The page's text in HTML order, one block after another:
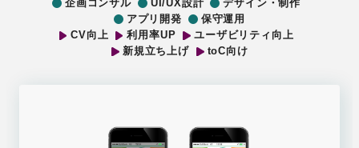
企画コンサル UI/UX設計
デザイン・制作
アプリ開発
保守運用
CV向上
利用率UP
ユーザビリティ向上
新規立ち上げ
toC向け